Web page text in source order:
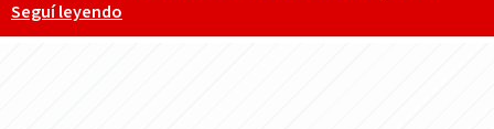
Seguí leyendo